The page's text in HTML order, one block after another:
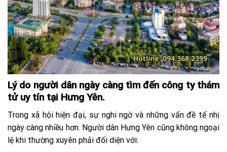
Lý do người dân ngày càng tìm đến công ty thám
tử uy tín tại Hưng Yên.
Trong xã hội hiện đại, sự nghi ngờ và những vấn đề tế nhị
ngày càng nhiều hơn. Người dân Hưng Yên cũng không ngoại
lệ khi thường xuyên phải đối diện với: